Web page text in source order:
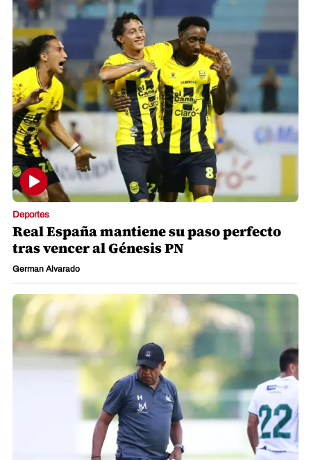
Deportes
Real España mantiene su paso perfecto
tras vencer al Génesis PN
German Alvarado